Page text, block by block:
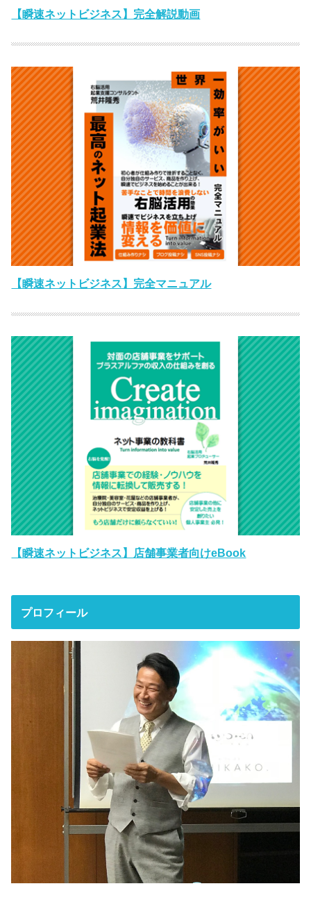
【瞬速ネットビジネス】完全解説動画
【瞬速ネットビジネス】完全マニュアル
【瞬速ネットビジネス】店舗事業者向けeBook
プロフィール